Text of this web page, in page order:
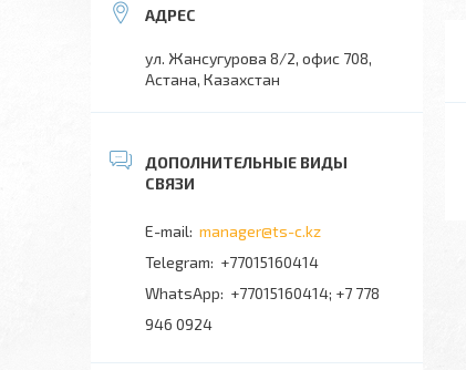
ул. Жансугурова 8/2, офис 708,
Астана, Казахстан
manager@ts-c.kz
+77015160414
+77015160414; +7 778
946 0924